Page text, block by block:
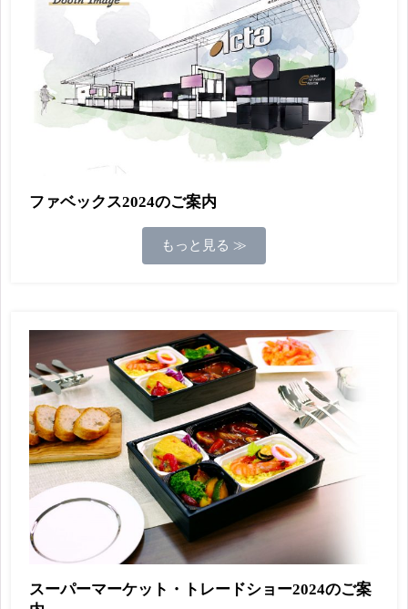
ファベックス2024のご案内
もっと見る ≫
スーパーマーケット・トレードショー2024のご案